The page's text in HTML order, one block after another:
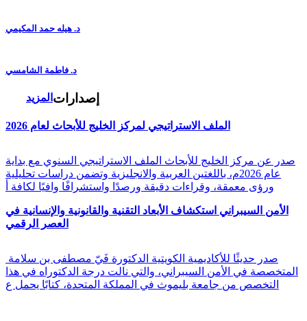
د. هيله حمد المكيمي
د. فاطمة الشامسي
المزيد إصدارات
الملف الاستراتيجي لمركز الخليج للأبحاث لعام 2026
صدر عن مركز الخليج للأبحاث الملف الاستراتيجي السنوي مع بداية
عام 2026م، باللغتين العربية والانجليزية وتضمن دراسات تحليلية
ورؤى معمقة، وقراءات دقيقة ورصدًا واستشرافًا وافيًا لكافة أ
الأمن السيبراني استكشاف الأبعاد التقنية والقانونية والإنسانية في
العصر الرقمي
المتخصصة في الأمن السيبراني، والتي نالت درجة الدكتوراه في هذا
التخصص من جامعة بليموث في المملكة المتحدة، كتابًا يحمل ع